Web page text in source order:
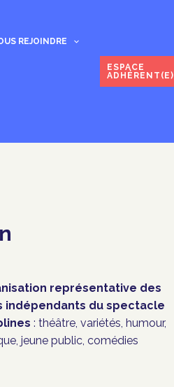
REJOINDRE
ESPACE
ADHÉRENT(E)
représentative des
du spectacle
: théâtre, variétés, humour,
jeune public, comédies